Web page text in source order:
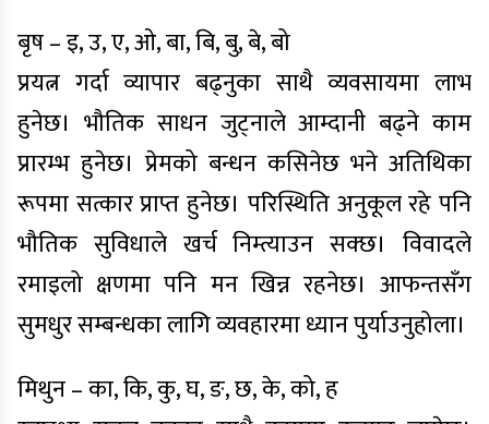
बृष – इ, उ, ए, ओ, बा, बि, बु, बे, बो
प्रयत्न गर्दा व्यापार बढ्नुका साथै व्यवसायमा लाभ
हुनेछ। भौतिक साधन जुट्नाले आम्दानी बढ्ने काम
प्रारम्भ हुनेछ। प्रेमको बन्धन कसिनेछ भने अतिथिका
रूपमा सत्कार प्राप्त हुनेछ। परिस्थिति अनुकूल रहे पनि
भौतिक सुविधाले खर्च निम्त्याउन सक्छ। विवादले
रमाइलो क्षणमा पनि मन खिन्न रहनेछ। आफन्तसँग
सुमधुर सम्बन्धका लागि व्यवहारमा ध्यान पुर्याउनुहोला।
मिथुन – का, कि, कु, घ, ङ, छ, के, को, ह